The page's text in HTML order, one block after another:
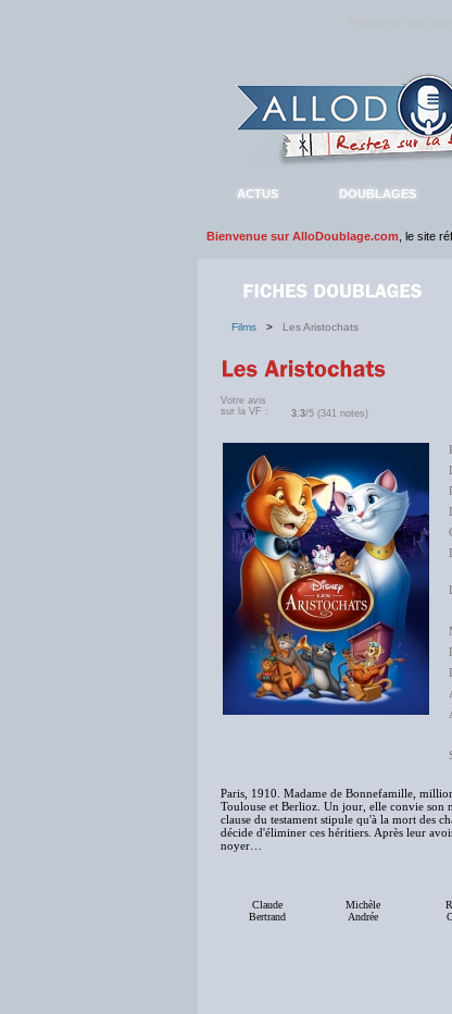
ACTUS DOUBLAGES
Bienvenue sur AlloDoublage.com , le site
Films > Les Aristochats
Votre avis
sur la VF :
3.3/5 (341 notes)
Paris, 1910. Madame de Bonnefamille,
Toulouse et Berlioz. Un jour, elle convie son
clause du testament stipule qu'à la mort des
décide d'éliminer ces héritiers. Après leur
noyer…
Claude
Bertrand
Michèle
Andrée